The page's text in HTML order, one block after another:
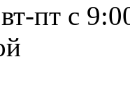
пт с